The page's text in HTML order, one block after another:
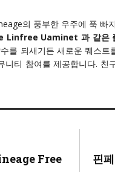
의 풍부한 우주에 푹 빠
Linfree Uaminet 과 같은
를 되새기든 새로운 퀘스
티 참여를 제공합니다.
Free
핀